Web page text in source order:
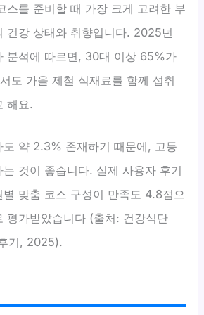
스를 준비할 때 가장 크게 고려한 부
건강 상태와 취향입니다. 2025년
분석에 따르면, 30대 이상 65%가
도 가을 제철 식재료를 함께 섭취
해요.
도 약 2.3% 존재하기 때문에, 고등
것이 좋습니다. 실제 사용자 후기
맞춤 코스 구성이 만족도 4.8점으
평가받았습니다 (출처: 건강식단
기, 2025).